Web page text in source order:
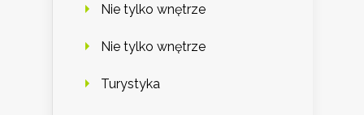
Nie tylko wnętrze
Nie tylko wnętrze
Turystyka